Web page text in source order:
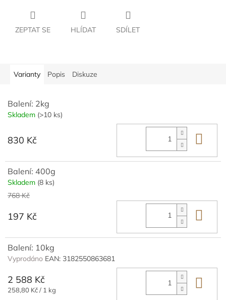
ZEPTAT SE HLÍDAT SDÍLET
Varianty Popis Diskuze
Balení: 2kg
Skladem (>10 ks)
830 Kč
Balení: 400g
Skladem (8 ks)
768 Kč
197 Kč
Balení: 10kg
Vyprodáno EAN: 3182550863681
2 588 Kč
Měrná
258,80 Kč / 1 kg